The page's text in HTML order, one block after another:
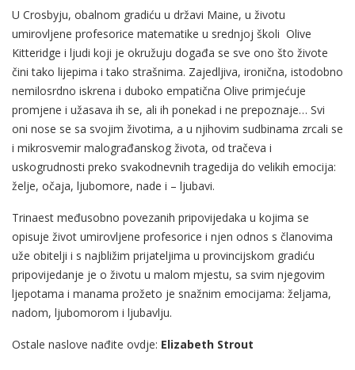
U Crosbyju, obalnom gradiću u državi Maine, u životu
umirovljene profesorice matematike u srednjoj školi Olive
Kitteridge i ljudi koji je okružuju događa se sve ono što živote
čini tako lijepima i tako strašnima. Zajedljiva, ironična, istodobno
nemilosrdno iskrena i duboko empatična Olive primjećuje
promjene i užasava ih se, ali ih ponekad i ne prepoznaje… Svi
oni nose se sa svojim životima, a u njihovim sudbinama zrcali se
i mikrosvemir malograđanskog života, od tračeva i
uskogrudnosti preko svakodnevnih tragedija do velikih emocija:
želje, očaja, ljubomore, nade i – ljubavi.
Trinaest međusobno povezanih pripovijedaka u kojima se
opisuje život umirovljene profesorice i njen odnos s članovima
uže obitelji i s najbližim prijateljima u provincijskom gradiću
pripovijedanje je o životu u malom mjestu, sa svim njegovim
ljepotama i manama prožeto je snažnim emocijama: željama,
nadom, ljubomorom i ljubavlju.
Ostale naslove nađite ovdje: Elizabeth Strout